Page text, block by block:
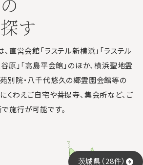
す
直営会館「ラステル新横浜」「ラステル
原」「高島平会館」のほか、横浜聖地霊
別院・八千代悠久の郷霊園会館等の
くわえご自宅や菩提寺、集会所など、ご
施行が可能です。
茨城県（28件）